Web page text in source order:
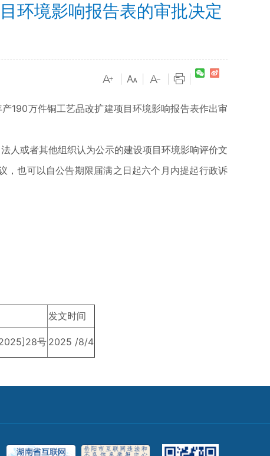
环境影响报告表的审批决定
万件铜工艺品改扩建项目环境影响报告表作出审
或者其他组织认为公示的建设项目环境影响评价文
，也可以自公告期限届满之日起六个月内提起行政诉
发文时间
号2025 /8/4